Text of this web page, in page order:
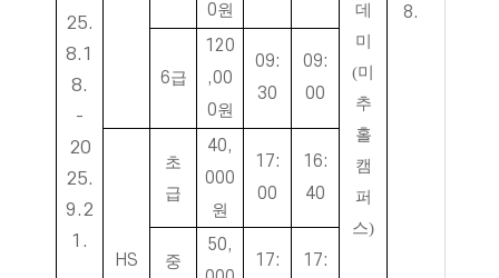
25.
8.1
8.
-
20
25.
9.2
1.
데
미
(미
추
홀
캠
퍼
스)
8.
0원
6급
120
,00
0원
09:
30
09:
00
HS
초
급
40,
000
원
17:
00
16:
40
중
50,
17:
17: